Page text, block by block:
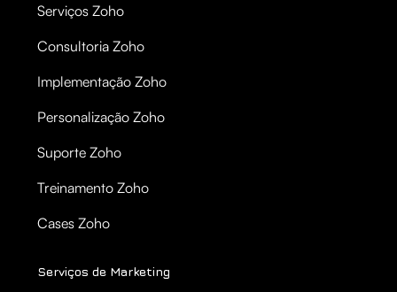
Serviços Zoho
Consultoria Zoho
Implementação Zoho
Personalização Zoho
Suporte Zoho
Treinamento Zoho
Cases Zoho
Serviços de Marketing